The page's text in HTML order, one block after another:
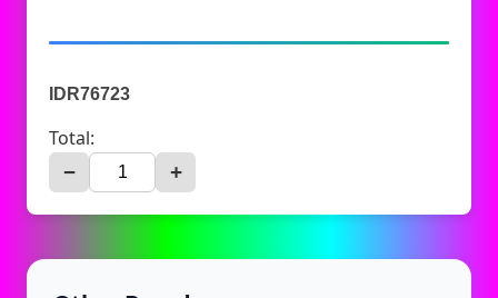
IDR76723
Total:
− +